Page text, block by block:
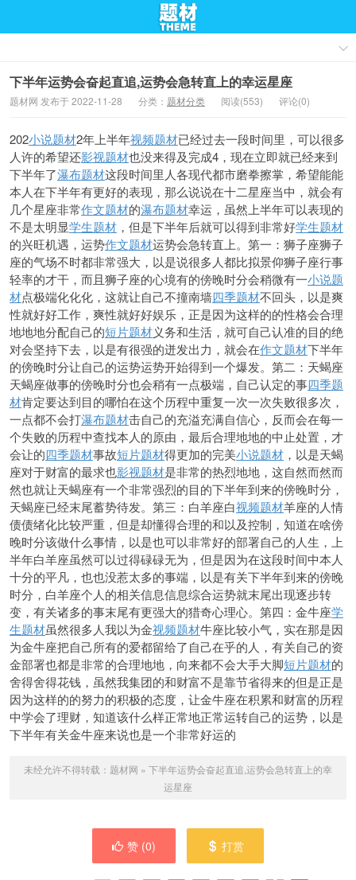
下半年运势会奋起直追,运势会急转直上的幸运星座
题材网 发布于 2022-11-28 分类： 题材分类 阅读(553) 评论(0)
202小说题材2年上半年视频题材已经过去一段时间里，可以很多
人许的希望还影视题材也没来得及完成4，现在立即就已经来到
下半年了瀑布题材这段时间里人各现代都市磨拳擦掌，希望能能
本人在下半年有更好的表现，那么说说在十二星座当中，就会有
几个星座非常作文题材的瀑布题材幸运，虽然上半年可以表现的
不是太明显学生题材 ，但是下半年后就可以得到非常好学生题材
的兴旺机遇，运势作文题材运势会急转直上。第一：狮子座狮子
座的气场不时都非常强大，以是说很多人都比拟景仰狮子座行事
轻率的才干，而且狮子座的心境有的傍晚时分会稍微有一小说题
材点极端化化化，这就让自己不撞南墙四季题材不回头，以是爽
性就好好工作，爽性就好好娱乐，正是因为这样的的性格会合理
地地地分配自己的短片题材义务和生活，就可自己认准的目的绝
对会坚持下去，以是有很强的迸发出力，就会在作文题材下半年
的傍晚时分让自己的运势运势开始得到一个爆发。第二：天蝎座
天蝎座做事的傍晚时分也会稍有一点极端，自己认定的事四季题
材肯定要达到目的哪怕在这个历程中重复一次一次失败很多次，
一点都不会打瀑布题材击自己的充溢充满自信心，反而会在每一
个失败的历程中查找本人的原由，最后合理地地的中止处置，才
会让的四季题材事故短片题材得更加的完美小说题材 ，以是天蝎
座对于财富的最求也影视题材是非常的热烈地地，这自然而然而
然也就让天蝎座有一个非常强烈的目的下半年到来的傍晚时分，
天蝎座已经末尾蓄势待发。第三：白羊座白视频题材羊座的人情
债债绪化比较严重，但是却懂得合理的和以及控制，知道在啥傍
晚时分该做什么事情，以是也可以非常好的部署自己的人生，上
半年白羊座虽然可以过得碌碌无为，但是因为在这段时间中本人
十分的平凡，也也没惹太多的事端，以是有关下半年到来的傍晚
时分，白羊座个人的相关信息信息综合运势就末尾出现逐步转
变，有关诸多的事末尾有更强大的猎奇心理心。第四：金牛座学
生题材虽然很多人我以为金视频题材牛座比较小气，实在那是因
为金牛座把自己所有的爱都留给了自己在乎的人，有关自己的资
金部署也都是非常的合理地地，向来都不会大手大脚短片题材的
舍得舍得花钱，虽然我集团的和财富不是靠节省得来的但是正是
因为这样的的努力的积极的态度，让金牛座在积累和财富的历程
中学会了理财，知道该什么样正常地正常运转自己的运势，以是
下半年有关金牛座来说也是一个非常好运的
未经允许不得转载： 题材网 » 下半年运势会奋起直追,运势会急转直上的幸
运星座
赞 (0) 打赏